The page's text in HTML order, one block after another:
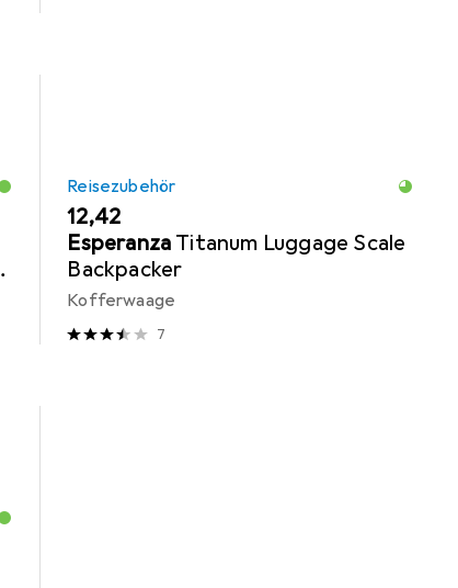
Reisezubehör
EUR
12,42
Esperanza Titanum Luggage Scale
Backpacker
Kofferwaage
7